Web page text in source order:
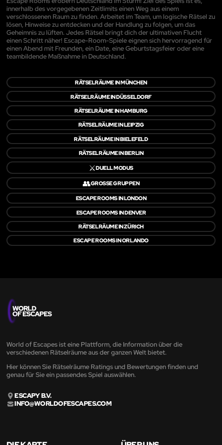
innerhalb des vorgegebenen Zeitlimits einen Weg aus einem
verschlossenen Raum zu finden. Arbeitet im Team, um logische Rätsel zu
lösen, Hinweise zu entdecken und der Handlung zu folgen, um das
Geheimnis zu lüften. Jedes Rätsel bringt dich der ultimativen Flucht
einen Schritt näher! Escape-Room-Spiele eignen sich hervorragend für
einen Abend mit Freunden, ein Date, eine Geburtstagsfeier oder eine
teambildende Maßnahme in Deutschland.
RÄTSELRÄUME IN MÜNCHEN
RÄTSELRÄUME IN DÜSSELDORF
RÄTSELRÄUME IN HAMBURG
RÄTSELRÄUME IN LEIPZIG
RÄTSELRÄUME IN BIELEFELD
RÄTSELRÄUME IN BERLIN
⚔️DUELL MODUS
👥GROSSE GRUPPEN
ESCAPE ROOMS IN LONDON
ESCAPE ROOMS IN DENVER
RÄTSELRÄUME IN ZÜRICH
ESCAPE ROOMS IN ORLANDO
World of Escapes ist eine Plattform, die Information über die
verschiedenen Rätselräume aus der ganzen Welt bietet.
Hier können Sie Rätselräume Ratings und Bewertungen finden und
genau für Sie ein passendes Spiel auswählen.
ESCAPY B.V.
INFO@WORLDOFESCAPES.COM